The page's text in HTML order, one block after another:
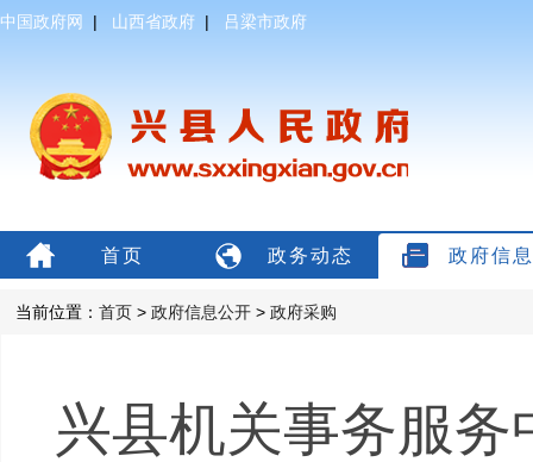
中国政府网 | 山西省政府 | 吕梁市政府
首页 政务动态 政府信
当前位置： 首页 > 政府信息公开 > 政府采购
兴县机关事务服